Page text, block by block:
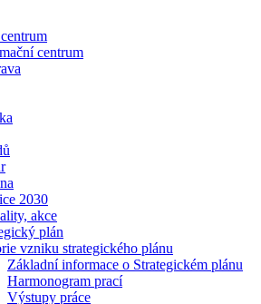
centrum
2030
akce
plán
vzniku strategického plánu
Základní informace o Strategickém plánu
Harmonogram prací
Výstupy práce